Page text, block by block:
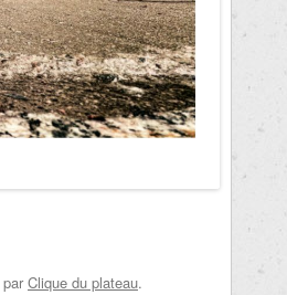
par Clique du plateau.